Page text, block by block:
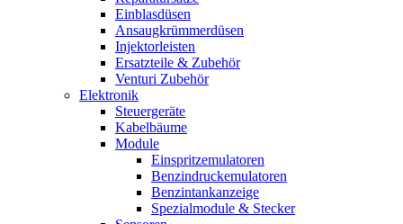
Einblasdüsen
Ansaugkrümmerdüsen
Injektorleisten
Ersatzteile & Zubehör
Venturi Zubehör
Elektronik
Steuergeräte
Kabelbäume
Module
Einspritzemulatoren
Benzindruckemulatoren
Benzintankanzeige
Spezialmodule & Stecker